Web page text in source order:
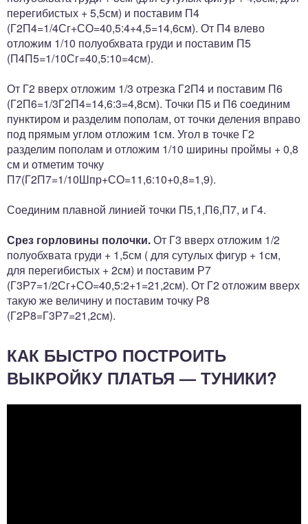
перегибистых + 5,5см) и поставим П4
(Г2П4=1/4Сг+СО=40,5:4+4,5=14,6см). От П4 влево
отложим 1/10 полуобхвата груди и поставим П5
(П4П5=1/10Сг=40,5:10=4см).
От Г2 вверх отложим 1/3 отрезка Г2П4 и поставим П6
(Г2П6=1/3Г2П4=14,6:3=4,8см). Точки П5 и П6 соединим
пунктиром и разделим пополам, от точки деления вправо
под прямым углом отложим 1см. Угол в точке Г2
разделим пополам и отложим 1/10 ширины проймы + 0,8
см и отметим точку
П7(Г2П7=1/10Шпр+СО=11,6:10+0,8=1,9).
Соединим плавной линией точки П5,1,П6,П7, и Г4.
Срез горловины полочки.От Г3 вверх отложим 1/2
полуобхвата груди + 1,5см ( для сутулых фигур + 1см,
для перегибистых + 2см) и поставим Р7
(Г3Р7=1/2Сг+СО=40,5:2+1=21,2см). От Г2 отложим вверх
такую же величину и поставим точку Р8
(Г2Р8=Г3Р7=21,2см).
КАК БЫСТРО ПОСТРОИТЬ
ВЫКРОЙКУ ПЛАТЬЯ — ТУНИКИ?